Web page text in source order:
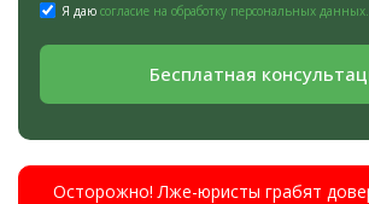
Я даю согласие на обработку персональных данных.
Бесплатная
Осторожно! Лже-юристы грабят